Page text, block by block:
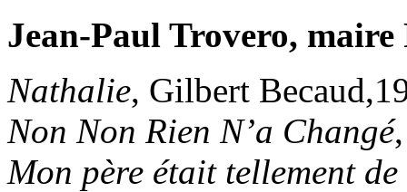
Jean-Paul Trovero, maire
Nathalie, Gilbert
Non Non Rien N’a Changé
Mon père était tellement de